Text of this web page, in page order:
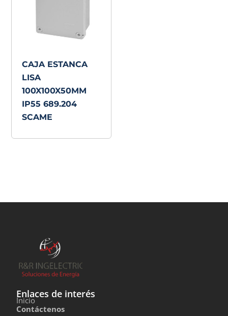
CAJA ESTANCA
LISA
100X100X50MM
IP55 689.204
SCAME
Enlaces de interés
Inicio
Contáctenos